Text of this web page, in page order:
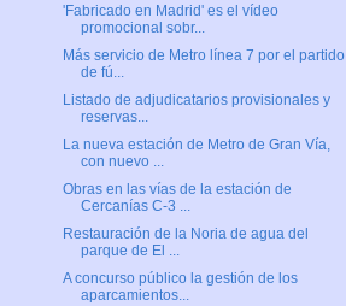
'Fabricado en Madrid' es el vídeo
promocional sobr...
Más servicio de Metro línea 7 por el partido
de fú...
Listado de adjudicatarios provisionales y
reservas...
La nueva estación de Metro de Gran Vía,
con nuevo ...
Obras en las vías de la estación de
Cercanías C-3 ...
Restauración de la Noria de agua del
parque de El ...
A concurso público la gestión de los
aparcamientos...